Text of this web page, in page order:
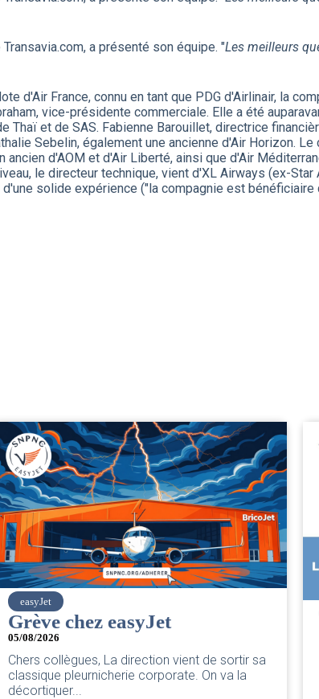
a présenté son équipe. "Les meilleurs
d'Air France, connu en tant que PDG d'Airlinair, la
vice-présidente commerciale. Elle a été
et de SAS. Fabienne Barouillet, directrice
Sebelin, également une ancienne d'Air Horizon.
d'AOM et d'Air Liberté, ainsi que d'Air
le directeur technique, vient d'XL Airways (ex-
solide expérience ("la compagnie est
SNPNC
CER/CRPN : L’intersyndicale
PNC/Pilotes unie exige une
réponse législative
04/08/2026